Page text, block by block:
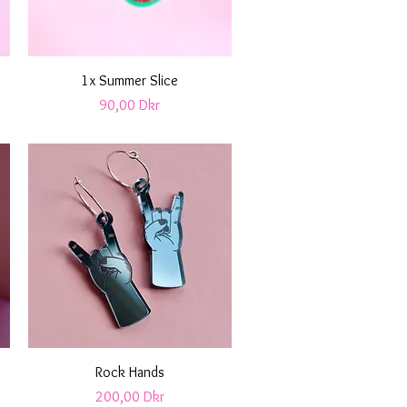
Snabbvisning
1x Summer Slice
Pris
90,00 Dkr
Snabbvisning
Rock Hands
Pris
200,00 Dkr